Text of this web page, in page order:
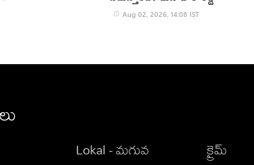
Aug 02, 2026, 14:08 IST
Lokal - మగువ
క్రైమ్